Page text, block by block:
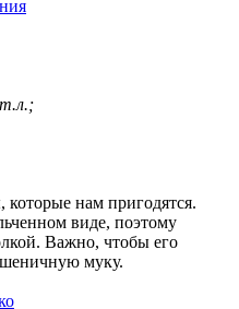
нам пригодятся.
виде, поэтому
Важно, чтобы его
муку.